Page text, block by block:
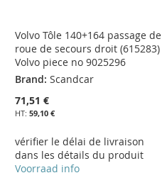
Volvo Tôle 140+164 passage de
roue de secours droit (615283)
Volvo piece no 9025296
Brand: Scandcar
71,51 €
59,10 €
vérifier le délai de livraison
dans les détails du produit
Voorraad info